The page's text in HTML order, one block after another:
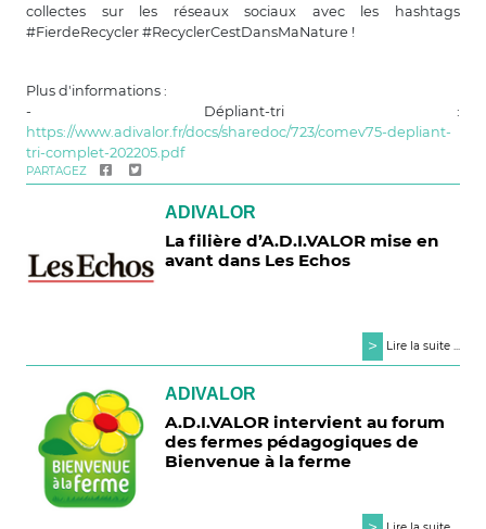
collectes sur les réseaux sociaux avec les hashtags
#FierdeRecycler #RecyclerCestDansMaNature !
Plus d'informations :
- Dépliant-tri :
https://www.adivalor.fr/docs/sharedoc/723/comev75-depliant-
tri-complet-202205.pdf
PARTAGEZ
ADIVALOR
La filière d’A.D.I.VALOR mise en
avant dans Les Echos
> Lire la suite ...
ADIVALOR
A.D.I.VALOR intervient au forum
des fermes pédagogiques de
Bienvenue à la ferme